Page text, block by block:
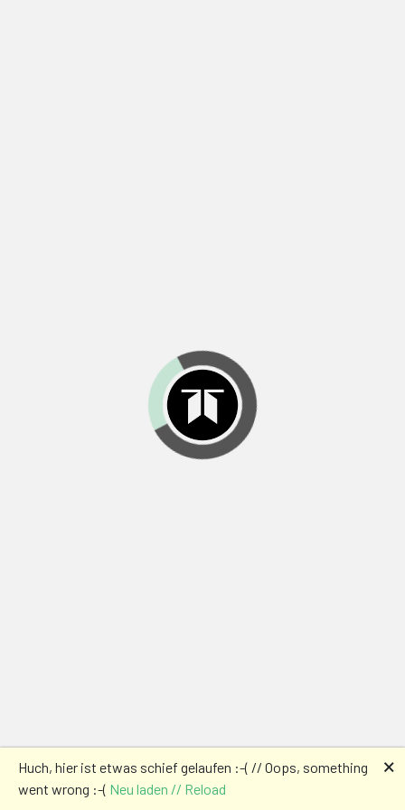
Huch, hier ist etwas schief gelaufen :-( // Oops, something
went wrong :-( Neu laden // Reload
🗙